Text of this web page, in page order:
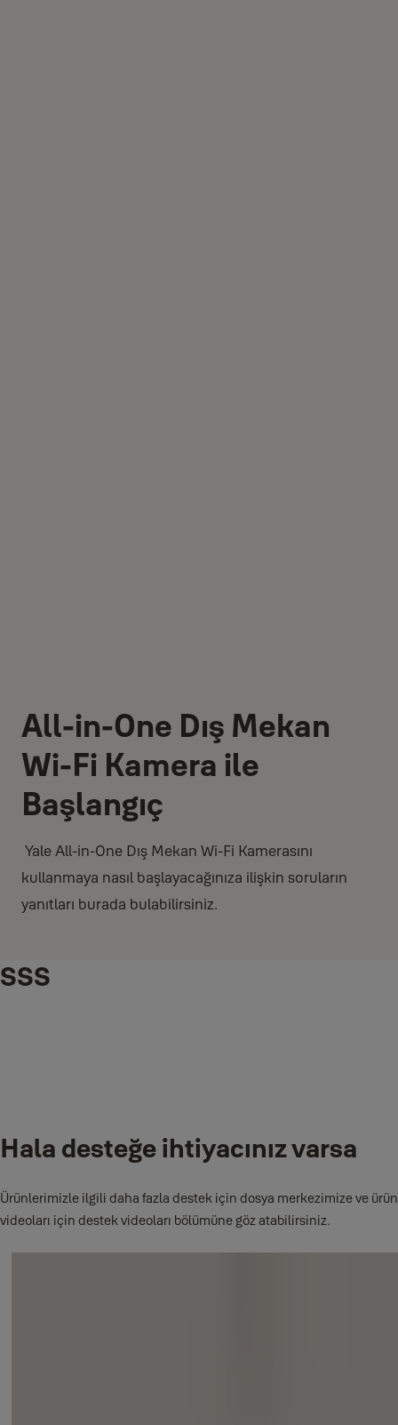
All-in-One Dış Mekan
Wi-Fi Kamera ile
Başlangıç
Yale All-in-One Dış Mekan Wi-Fi Kamerasını
kullanmaya nasıl başlayacağınıza ilişkin soruların
yanıtları burada bulabilirsiniz.
SSS
Kameranızı fabrika ayarlarına geri döndürün ve yeni Wi-Fi ile
Hala desteğe ihtiyacınız varsa
Ürünlerimizle ilgili daha fazla destek için dosya merkezimize ve ürün
videoları için destek videoları bölümüne göz atabilirsiniz.